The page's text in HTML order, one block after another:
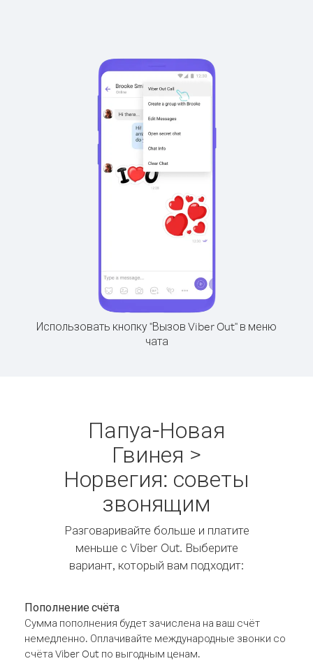
Использовать кнопку "Вызов Viber Out" в меню
чата
Папуа-Новая
Гвинея >
Норвегия: советы
звонящим
Разговаривайте больше и платите
меньше с Viber Out. Выберите
вариант, который вам подходит:
Пополнение счёта
Сумма пополнения будет зачислена на ваш счёт
немедленно. Оплачивайте международные звонки со
счёта Viber Out по выгодным ценам.